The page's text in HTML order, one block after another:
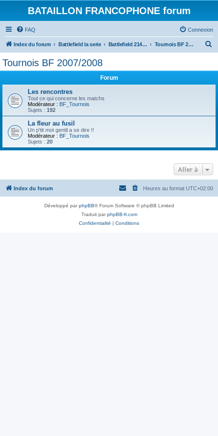
BATAILLON FRANCOPHONE forum
FAQ Connexion
Index du forum Battlefield la serie Battlefield 2142: addon et mod Tournois BF 2007/2008
r
Tournois BF 2007/2008
Forum
Les rencontres
Tout ce qui concerne les matchs
Modérateur : BF_Tournois
Sujets : 192
La fleur au fusil
Un p'tit mot gentil a se dire !!
Modérateur : BF_Tournois
Sujets : 20
Aller à
Index du forum Heures au format UTC+02:00
Développé parphpBB® Forum Software © phpBB Limited
Traduit parphpBB-fr.com
Confidentialité | Conditions